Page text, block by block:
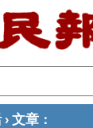
› 文章 ：